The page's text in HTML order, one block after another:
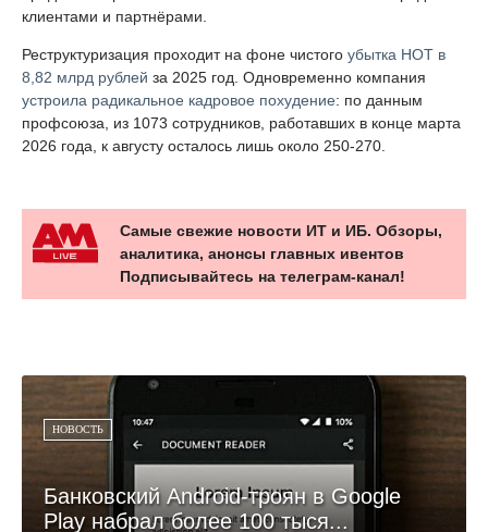
клиентами и партнёрами.
Реструктуризация проходит на фоне чистого убытка НОТ в
8,82 млрд рублей за 2025 год. Одновременно компания
устроила радикальное кадровое похудение: по данным
профсоюза, из 1073 сотрудников, работавших в конце марта
2026 года, к августу осталось лишь около 250-270.
Самые свежие новости ИТ и ИБ. Обзоры,
аналитика, анонсы главных ивентов
Подписывайтесь на телеграм-канал!
НОВОСТЬ
Банковский Android-троян в Google
Play набрал более 100 тыся...